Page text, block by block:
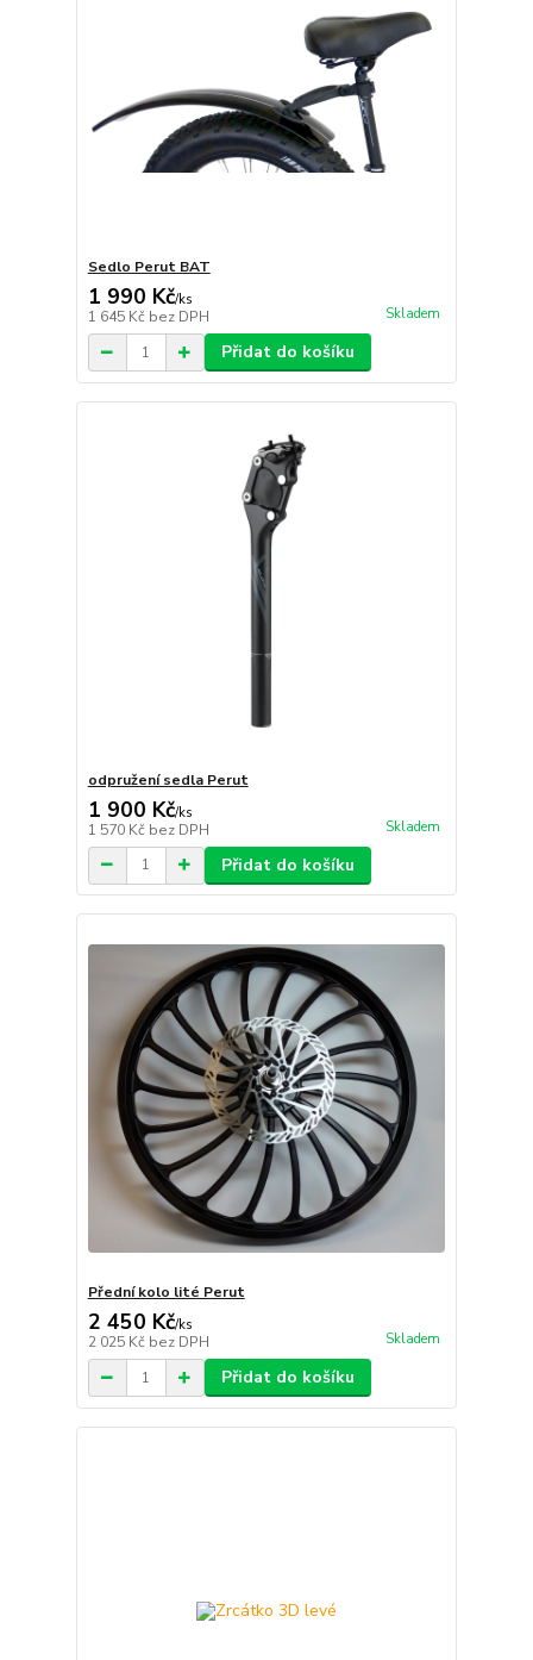
Sedlo Perut BAT
1 990 Kč/ks
1 645 Kč bez DPH Skladem
Přidat do košíku
odpružení sedla Perut
1 900 Kč/ks
1 570 Kč bez DPH Skladem
Přidat do košíku
Přední kolo lité Perut
2 450 Kč/ks
2 025 Kč bez DPH Skladem
Přidat do košíku